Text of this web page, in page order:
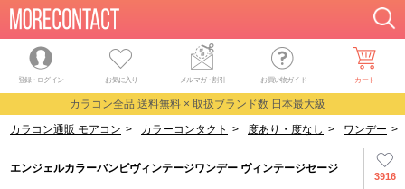
登録・ログイン お気に入り メルマガ・割引 お買い物ガイド カート
カラコン全品 送料無料 × 取扱ブランド数 日本最大級
カラコン通販 モアコン > カラーコンタクト > 度あり・度なし > ワンデー >
3916
エンジェルカラーバンビヴィンテージワンデー ヴィンテージセージ